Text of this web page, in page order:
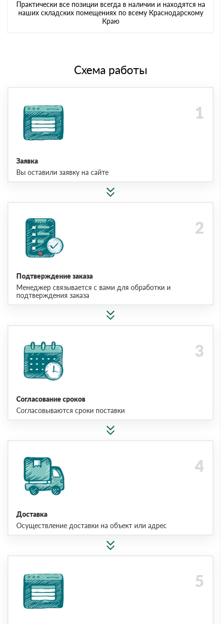
Практически все позиции всегда в наличии и находятся на
наших складских помещениях по всему Краснодарскому
Краю
Схема работы
Заявка
Вы оставили заявку на сайте
Подтверждение заказа
Менеджер связывается с вами для обработки и
подтверждения заказа
Согласование сроков
Согласовываются сроки поставки
Доставка
Осуществление доставки на объект или адрес